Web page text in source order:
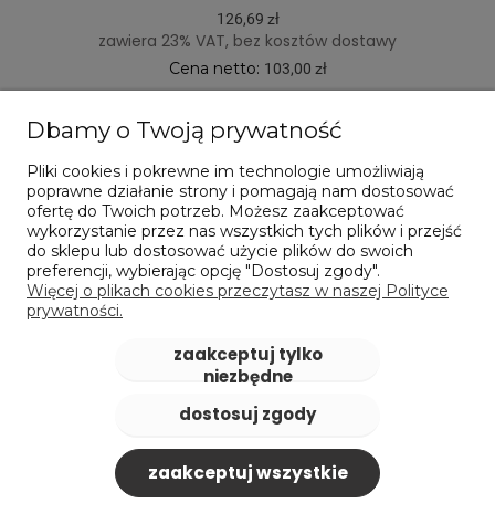
126,69 zł
zawiera 23% VAT, bez kosztów dostawy
Cena netto: 103,00 zł
powiadom o dostępności
Dbamy o Twoją prywatność
Pliki cookies i pokrewne im technologie umożliwiają
poprawne działanie strony i pomagają nam dostosować
ofertę do Twoich potrzeb. Możesz zaakceptować
wykorzystanie przez nas wszystkich tych plików i przejść
do sklepu lub dostosować użycie plików do swoich
preferencji, wybierając opcję "Dostosuj zgody".
Więcej o plikach cookies przeczytasz w naszej Polityce
prywatności.
zaakceptuj tylko
niezbędne
dostosuj zgody
zaakceptuj wszystkie